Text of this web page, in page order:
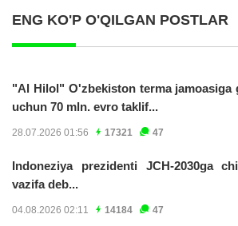
ENG KO'P O'QILGAN POSTLAR
"Al Hilol" O'zbekiston terma jamoasiga
uchun 70 mln. evro taklif...
28.07.2026 01:56 17321 47
Indoneziya prezidenti JCH-2030ga
vazifa deb...
04.08.2026 02:11 14184 47